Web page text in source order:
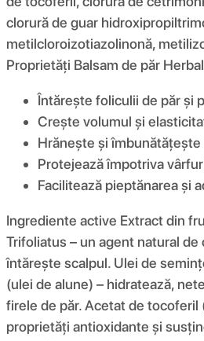
clorură de guar
metilcloroizotiazolinonă,
Proprietăți Balsam de păr
Întărește foliculii de păr și
Crește volumul și
Hrănește și
Protejează împotriva
Facilitează pieptănarea și
Ingrediente active Extract din
Trifoliatus – un agent natural de
întărește scalpul. Ulei de
(ulei de alune) – hidratează,
firele de păr. Acetat de tocoferil
proprietăți antioxidante și